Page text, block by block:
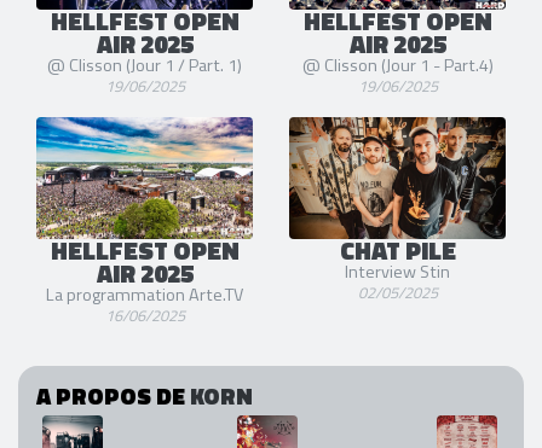
HELLFEST OPEN
AIR 2025
@ Clisson (Jour 1 / Part. 1)
19/06/2025
HELLFEST OPEN
AIR 2025
@ Clisson (Jour 1 - Part.4)
19/06/2025
HELLFEST OPEN
AIR 2025
La programmation Arte.TV
16/06/2025
CHAT PILE
Interview Stin
02/05/2025
A PROPOS DEKORN